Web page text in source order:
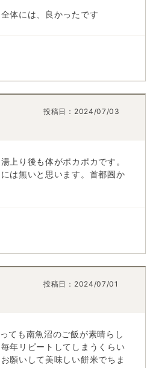
体には、良かったです
投稿日： 2024/07/03
上り後も体がポカポカです。
は無いと思います。首都圏か
投稿日： 2024/07/01
ても南魚沼のご飯が素晴らし
年リピートしてしまうくらい
願いして美味しい餅米でちま